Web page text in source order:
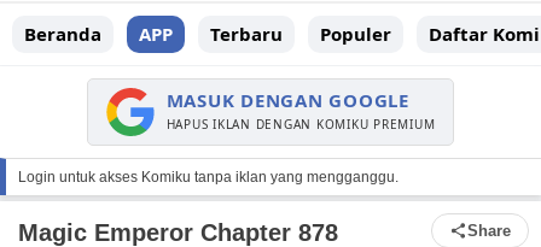
Beranda APP Terbaru Populer Daftar
MASUK DENGAN GOOGLE
HAPUS IKLAN DENGAN KOMIKU PREMIUM
Login untuk akses Komiku tanpa iklan yang mengganggu.
Magic Emperor Chapter 878 Share